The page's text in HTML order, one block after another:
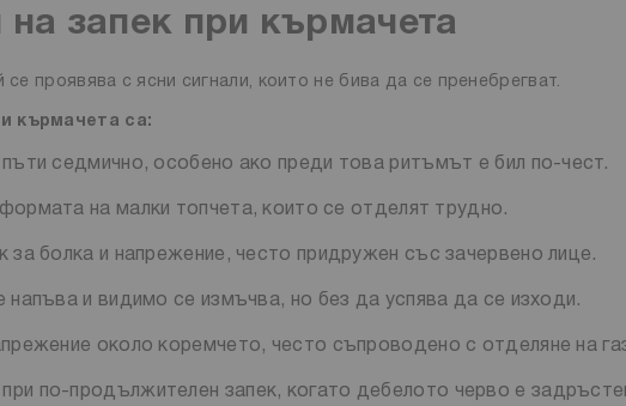
запек при кърмачета
проявява с ясни сигнали, които не бива да се пренебрегват.
кърмачета са:
седмично, особено ако преди това ритъмът е бил по-чест.
на малки топчета, които се отделят трудно.
за болка и напрежение, често придружен със зачервено лице.
напъва и видимо се измъчва, но без да успява да се изходи.
около коремчето, често съпроводено с отделяне на
при по-продължителен запек, когато дебелото черво е